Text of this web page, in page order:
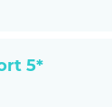
5*